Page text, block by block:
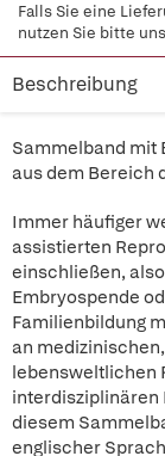
Falls Sie eine
nutzen Sie bitte
Beschreibung
Sammelband mit
aus dem Bereich
Immer häufiger
assistierten
einschließen,
Embryospende
Familienbildung
an
lebensweltlichen
interdisziplinären
diesem
englischer